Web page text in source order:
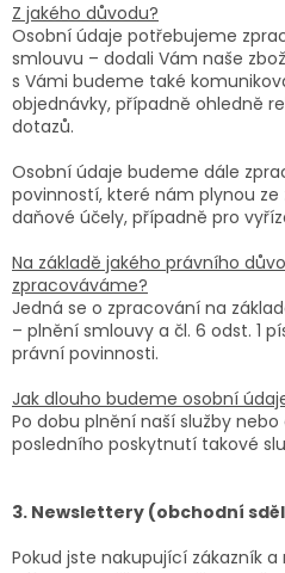
Z jakého důvodu?
Osobní údaje potřebujeme
smlouvu – dodali Vám naše
s Vámi budeme také
objednávky, případně ohledně
dotazů.
Osobní údaje budeme dále
povinností, které nám plynou
daňové účely, případně pro
Na základě jakého právního
zpracováváme?
Jedná se o zpracování na
– plnění smlouvy a čl. 6 odst. 1
právní povinnosti.
Jak dlouho budeme osobní
Po dobu plnění naší služby
posledního poskytnutí takové
3. Newslettery (obchodní
Pokud jste nakupující zákazník